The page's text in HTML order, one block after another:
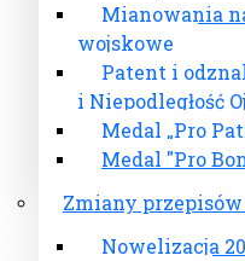
Mianowania
wojskowe
Patent i
i Niepodległość
Medal „Pro
Medal "Pro
Zmiany przepisów
Nowelizacja